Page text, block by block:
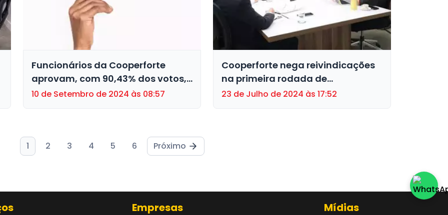
Funcionários da Cooperforte
aprovam, com 90,43% dos votos,
proposta de ACT, em assembleia
10 de Setembro de 2024 às 08:57
Cooperforte nega reivindicações
na primeira rodada de
negociação
23 de Julho de 2024 às 17:52
1 2 3 4 5 6 Próximo
Empresas Mídias